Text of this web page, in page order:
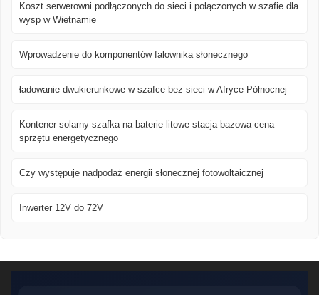
Koszt serwerowni podłączonych do sieci i połączonych w szafie dla
wysp w Wietnamie
Wprowadzenie do komponentów falownika słonecznego
ładowanie dwukierunkowe w szafce bez sieci w Afryce Północnej
Kontener solarny szafka na baterie litowe stacja bazowa cena
sprzętu energetycznego
Czy występuje nadpodaż energii słonecznej fotowoltaicznej
Inwerter 12V do 72V